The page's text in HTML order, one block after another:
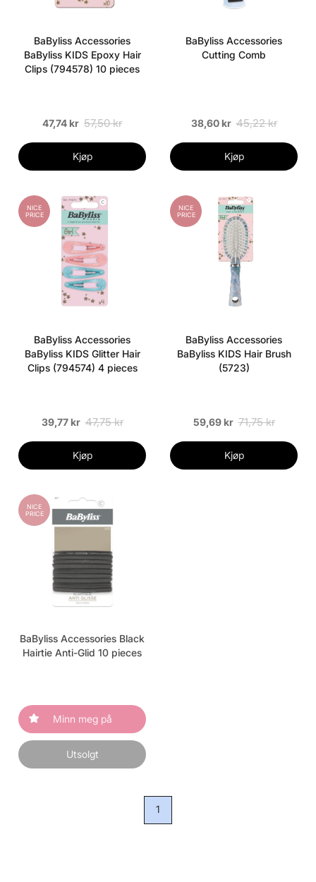
BaByliss Accessories
BaByliss KIDS Epoxy Hair
Clips (794578) 10 pieces
47,74 kr 57,50 kr
Kjøp
BaByliss Accessories
Cutting Comb
38,60 kr 45,22 kr
Kjøp
NICE
PRICE
BaByliss Accessories
BaByliss KIDS Glitter Hair
Clips (794574) 4 pieces
39,77 kr 47,75 kr
Kjøp
NICE
PRICE
BaByliss Accessories
BaByliss KIDS Hair Brush
(5723)
59,69 kr 71,75 kr
Kjøp
NICE
PRICE
BaByliss Accessories Black
Hairtie Anti-Glid 10 pieces
Minn meg på
Utsolgt
1